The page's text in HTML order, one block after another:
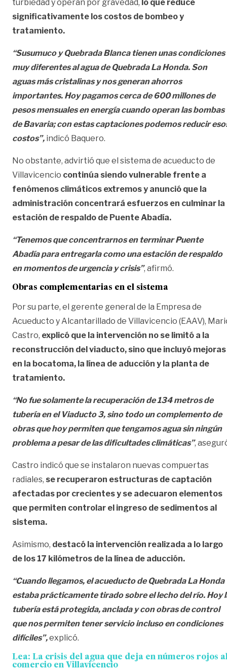
turbiedad y operan por gravedad, lo que reduce
significativamente los costos de bombeo y
tratamiento.
“Susumuco y Quebrada Blanca tienen unas condiciones
muy diferentes al agua de Quebrada La Honda. Son
aguas más cristalinas y nos generan ahorros
importantes. Hoy pagamos cerca de 600 millones de
pesos mensuales en energía cuando operan las bombas
de Bavaria; con estas captaciones podemos reducir
costos”, indicó Baquero.
No obstante, advirtió que el sistema de acueducto de
Villavicencio continúa siendo vulnerable frente a
fenómenos climáticos extremos y anunció que la
administración concentrará esfuerzos en culminar la
estación de respaldo de Puente Abadía.
“Tenemos que concentrarnos en terminar Puente
Abadía para entregarla como una estación de respaldo
en momentos de urgencia y crisis”, afirmó.
Obras complementarias en el sistema
Por su parte, el gerente general de la Empresa de
Acueducto y Alcantarillado de Villavicencio (EAAV),
Castro, explicó que la intervención no se limitó a la
reconstrucción del viaducto, sino que incluyó mejoras
en la bocatoma, la línea de aducción y la planta de
tratamiento.
“No fue solamente la recuperación de 134 metros de
tubería en el Viaducto 3, sino todo un complemento de
obras que hoy permiten que tengamos agua sin ningún
problema a pesar de las dificultades climáticas”,
Castro indicó que se instalaron nuevas compuertas
radiales, se recuperaron estructuras de captación
afectadas por crecientes y se adecuaron elementos
que permiten controlar el ingreso de sedimentos al
sistema.
Asimismo, destacó la intervención realizada a lo largo
de los 17 kilómetros de la línea de aducción.
“Cuando llegamos, el acueducto de Quebrada La Honda
estaba prácticamente tirado sobre el lecho del río. Hoy
tubería está protegida, anclada y con obras de control
que nos permiten tener servicio incluso en condiciones
difíciles”,explicó.
Lea: La crisis del agua que deja en números rojos
comercio en Villavicencio